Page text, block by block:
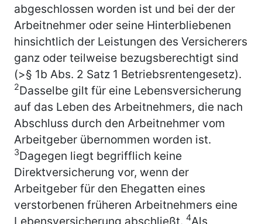
abgeschlossen worden ist und bei der der
Arbeitnehmer oder seine Hinterbliebenen
hinsichtlich der Leistungen des Versicherers
ganz oder teilweise bezugsberechtigt sind
(>§ 1b Abs. 2 Satz 1 Betriebsrentengesetz).
2Dasselbe gilt für eine Lebensversicherung
auf das Leben des Arbeitnehmers, die nach
Abschluss durch den Arbeitnehmer vom
Arbeitgeber übernommen worden ist.
3Dagegen liegt begrifflich keine
Direktversicherung vor, wenn der
Arbeitgeber für den Ehegatten eines
verstorbenen früheren Arbeitnehmers eine
Lebensversicherung abschließt. 4Als